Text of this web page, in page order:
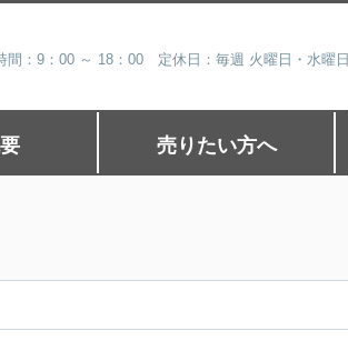
間：9：00 ～ 18：00 定休日：毎週 火曜日・水曜日
売りたい方へ